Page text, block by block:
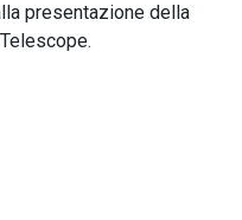
presentazione della